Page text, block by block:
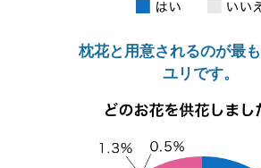
枕花と用意されるのが最
ユリです。